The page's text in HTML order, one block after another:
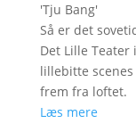
'Tju Bang'
Så er det
Det Lille
lillebitte
frem fra loftet.
Læs mere